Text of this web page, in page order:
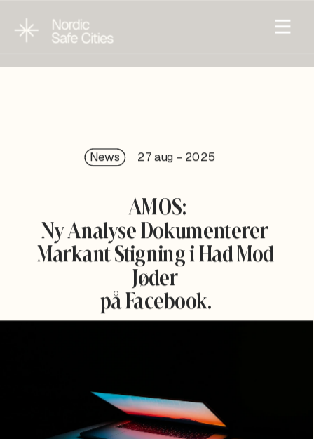
News 27 aug - 2025
AMOS:
Ny Analyse Dokumenterer
Markant Stigning i Had Mod
Jøder
på Facebook.